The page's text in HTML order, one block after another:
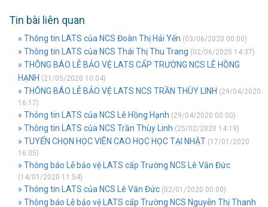
Tin bài liên quan
» Thông tin LATS của NCS Đoàn Thị Hải Yến (03/06/2020 00:00)
» Thông tin LATS của NCS Thái Thị Thu Trang (02/06/2020 14:37)
» THÔNG BÁO LỄ BẢO VỆ LATS CẤP TRƯỜNG NCS LÊ HỒNG
HẠNH (21/05/2020 10:04)
» THÔNG BÁO LỄ BẢO VỆ LATS NCS TRẦN THÙY LINH (29/04/2020
16:17)
» Thông tin LATS của NCS Lê Hồng Hạnh (29/04/2020 00:00)
» Thông tin LATS của NCS Trần Thùy Linh (25/02/2020 14:19)
» TUYỂN CHỌN HỌC VIÊN CAO HỌC HỌC TẠI NHẬT (17/01/2020
16:05)
» Thông báo Lễ bảo vệ LATS cấp Trường NCS Lê Văn Đức
(14/01/2020 11:54)
» Thông tin LATS của NCS Lê Văn Đức (02/01/2020 00:00)
» Thông báo Lễ bảo vệ LATS cấp Trường NCS Nguyễn Thị Thanh